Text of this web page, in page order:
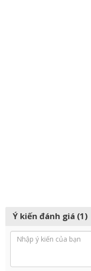
Ý kiến đánh giá (1)